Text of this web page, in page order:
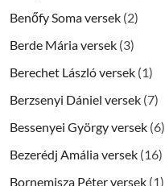
Benőfy Soma versek (2)
Berde Mária versek (3)
Berechet László versek (1)
Berzsenyi Dániel versek (7)
Bessenyei György versek (6)
Bezerédj Amália versek (16)
Bornemisza Péter versek (1)